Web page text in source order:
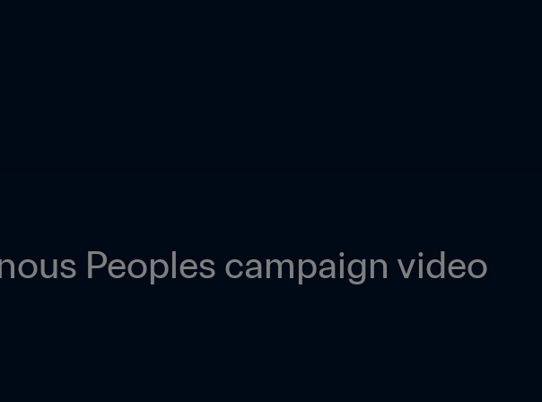
Peoples campaign video